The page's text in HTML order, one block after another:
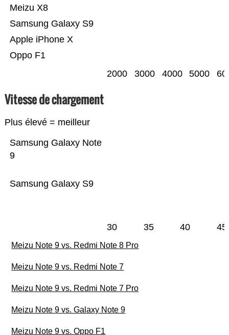
Oppo F1
Apple iPhone X
Samsung Galaxy S9
Meizu X8
2000 3000 4000 5000
Vitesse de chargement
Plus élevé = meilleur
Samsung Galaxy S9
Samsung Galaxy Note
9
30 35 40 45
Meizu Note 9 vs. Redmi Note 8 Pro
Meizu Note 9 vs. Redmi Note 7
Meizu Note 9 vs. Redmi Note 7 Pro
Meizu Note 9 vs. Galaxy Note 9
Meizu Note 9 vs. Oppo F1